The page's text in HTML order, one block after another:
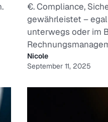
€. Compliance,
gewährleistet –
unterwegs oder im
Nicole
September 11, 2025